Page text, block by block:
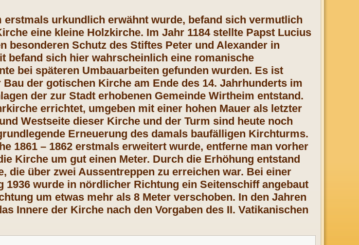
erstmals urkundlich erwähnt wurde, befand sich vermutlich
eine kleine Holzkirche. Im Jahr 1184 stellte Papst Lucius
besonderen Schutz des Stiftes Peter und Alexander in
befand sich hier wahrscheinlich eine romanische
bei späteren Umbauarbeiten gefunden wurden. Es ist
der gotischen Kirche am Ende des 14. Jahrhunderts im
der zur Stadt erhobenen Gemeinde Wirtheim entstand.
errichtet, umgeben mit einer hohen Mauer als letzter
Westseite dieser Kirche und der Turm sind heute noch
Erneuerung des damals baufälligen Kirchturms.
1861 – 1862 erstmals erweitert wurde, entferne man vorher
Kirche um gut einen Meter. Durch die Erhöhung entstand
die über zwei Aussentreppen zu erreichen war. Bei einer
1936 wurde in nördlicher Richtung ein Seitenschiff angebaut
um etwas mehr als 8 Meter verschoben. In den Jahren
Innere der Kirche nach den Vorgaben des II. Vatikanischen